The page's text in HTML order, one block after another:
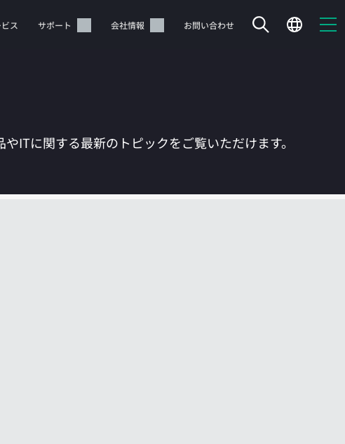
ス サポート 会社情報 お問い合わせ
ITに関する最新のトピックをご覧いただけます。